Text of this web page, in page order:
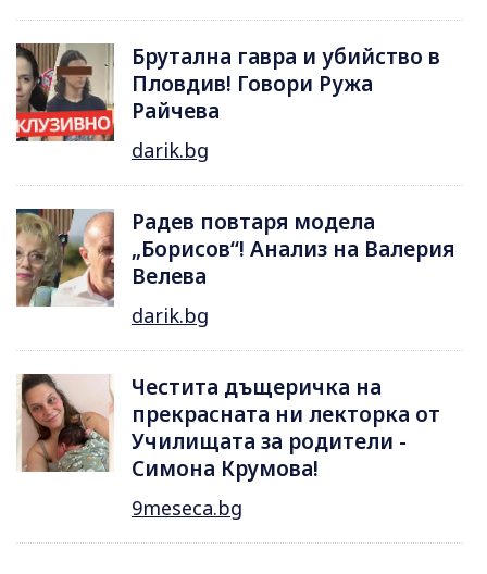
Брутална гавра и убийство в
Пловдив! Говори Ружа
Райчева
darik.bg
Радев повтаря модела
„Борисов“! Анализ на Валерия
Велева
darik.bg
Честита дъщеричка на
прекрасната ни лекторка от
Училищата за родители -
Симона Крумова!
9meseca.bg